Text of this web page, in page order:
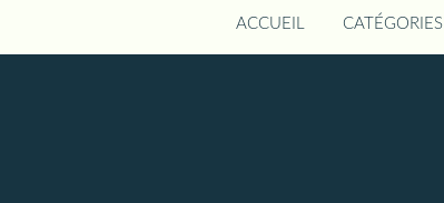
ACCUEIL CATÉGORIES